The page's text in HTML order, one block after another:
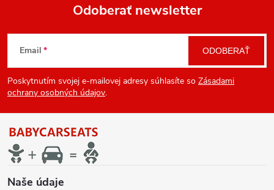
Z
á
p
ä
Odoberať newsletter
Email
Poskytnutím svojej e-mailovej adresy súhlasíte so Zásadami
ochrany osobných údajov.
ODOBERAŤ
Naše údaje